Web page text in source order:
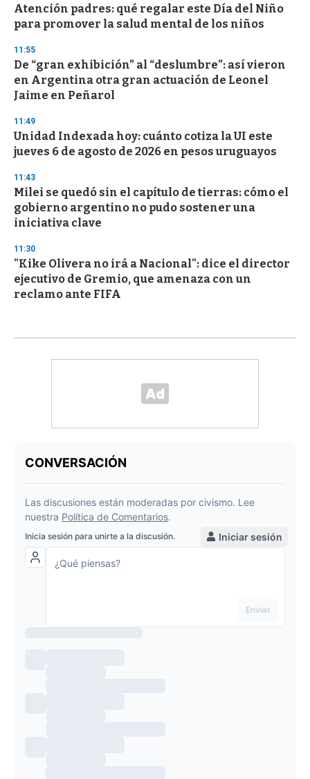
Atención padres: qué regalar este Día del Niño
para promover la salud mental de los niños
11:55
De “gran exhibición” al “deslumbre”: así vieron
en Argentina otra gran actuación de Leonel
Jaime en Peñarol
11:49
Unidad Indexada hoy: cuánto cotiza la UI este
jueves 6 de agosto de 2026 en pesos uruguayos
11:43
Milei se quedó sin el capítulo de tierras: cómo el
gobierno argentino no pudo sostener una
iniciativa clave
11:30
"Kike Olivera no irá a Nacional": dice el director
ejecutivo de Gremio, que amenaza con un
reclamo ante FIFA